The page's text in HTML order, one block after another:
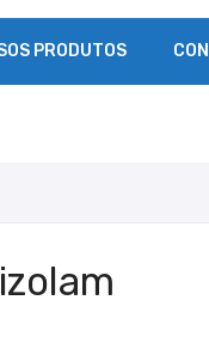
PRODUTOS